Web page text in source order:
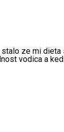
ze mi
vodica a